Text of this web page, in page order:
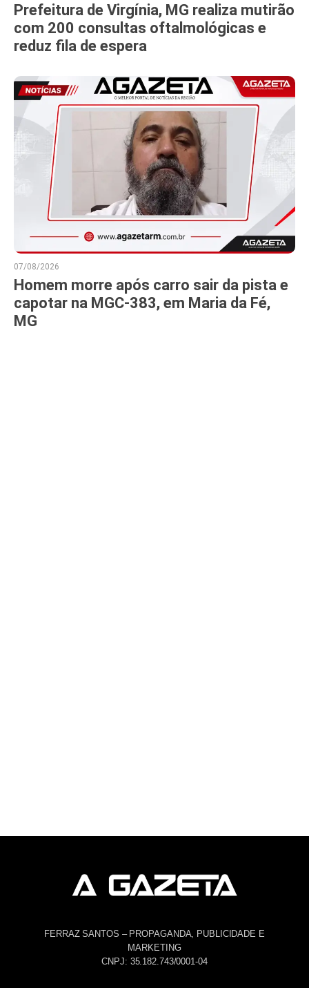
Prefeitura de Virgínia, MG realiza mutirão
com 200 consultas oftalmológicas e
reduz fila de espera
07/08/2026
Homem morre após carro sair da pista e
capotar na MGC-383, em Maria da Fé,
MG
FERRAZ SANTOS – PROPAGANDA, PUBLICIDADE E
MARKETING
CNPJ: 35.182.743/0001-04